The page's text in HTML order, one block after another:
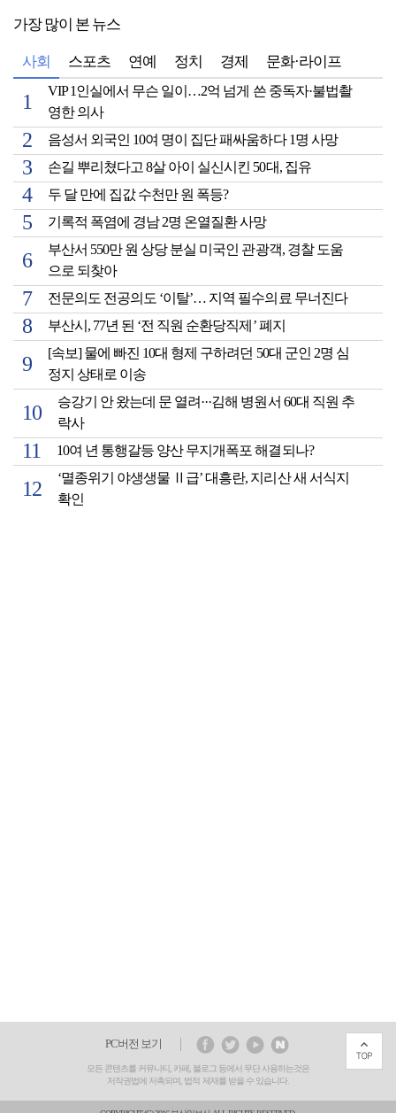
가장 많이 본 뉴스
사회 스포츠 연예 정치 경제 문화·라이프
VIP 1인실에서 무슨 일이…2억 넘게 쓴 중독자·불법촬
영한 의사
음성서 외국인 10여 명이 집단 패싸움하다 1명 사망
손길 뿌리쳤다고 8살 아이 실신시킨 50대, 집유
두 달 만에 집값 수천만 원 폭등?
기록적 폭염에 경남 2명 온열질환 사망
부산서 550만 원 상당 분실 미국인 관광객, 경찰 도움
으로 되찾아
전문의도 전공의도 ‘이탈’… 지역 필수의료 무너진다
부산시, 77년 된 ‘전 직원 순환당직제’ 폐지
[속보] 물에 빠진 10대 형제 구하려던 50대 군인 2명 심
정지 상태로 이송
승강기 안 왔는데 문 열려···김해 병원서 60대 직원 추
락사
10여 년 통행갈등 양산 무지개폭포 해결되나?
‘멸종위기 야생생물 Ⅱ급’ 대흥란, 지리산 새 서식지
확인
PC버전 보기
모든 콘텐츠를 커뮤니티, 카페, 블로그 등에서 무단 사용하는것은
저작권법에 저촉되며, 법적 제재를 받을 수 있습니다.